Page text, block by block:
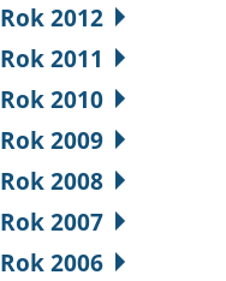
Rok 2012
Rok 2011
Rok 2010
Rok 2009
Rok 2008
Rok 2007
Rok 2006